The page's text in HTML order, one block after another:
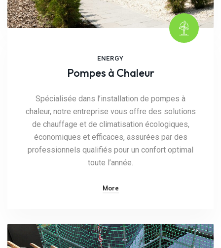
ENERGY
Pompes à Chaleur
Spécialisée dans l’installation de pompes à
chaleur, notre entreprise vous offre des solutions
de chauffage et de climatisation écologiques,
économiques et efficaces, assurées par des
professionnels qualifiés pour un confort optimal
toute l’année.
More